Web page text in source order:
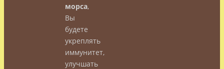
морса,
Вы
будете
укреплять
иммунитет,
улучшать